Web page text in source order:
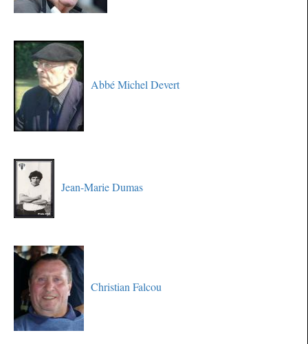
Abbé Michel Devert
Jean-Marie Dumas
Christian Falcou